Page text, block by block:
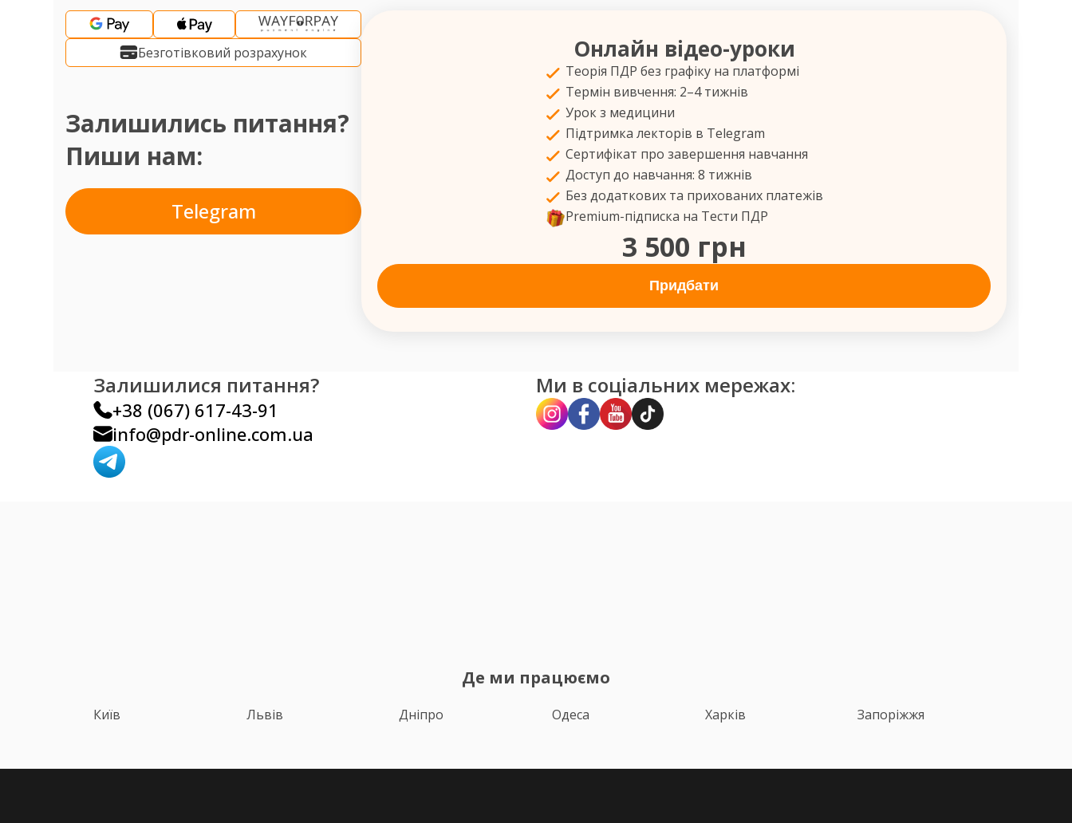
Безготівковий розрахунок
Залишились питання?
Пиши нам:
Telegram
Онлайн відео-уроки
Теорія ПДР без графіку на платформі
Термін вивчення: 2–4 тижнів
Урок з медицини
Підтримка лекторів в Telegram
Сертифікат про завершення навчання
Доступ до навчання: 8 тижнів
Без додаткових та прихованих платежів
Premium-підписка на Тести ПДР
3 500 грн
Придбати
Залишилися питання?
+38 (067) 617-43-91
info@pdr-online.com.ua
Ми в соціальних мережах:
Де ми працюємо
Київ Львів Дніпро Одеса Харків Запоріжжя